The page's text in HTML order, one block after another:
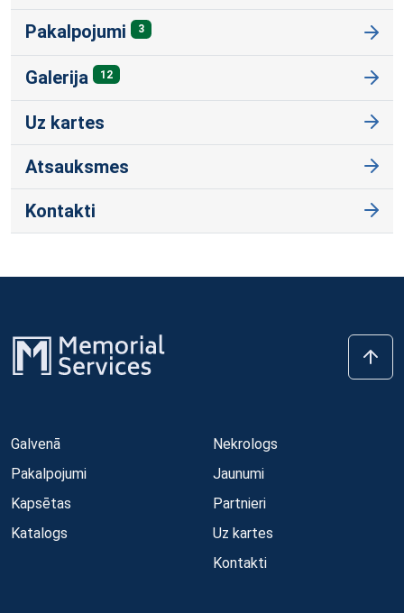
Pakalpojumi 3
Galerija 12
Uz kartes
Atsauksmes
Kontakti
Galvenā
Pakalpojumi
Kapsētas
Katalogs
Nekrologs
Jaunumi
Partnieri
Uz kartes
Kontakti